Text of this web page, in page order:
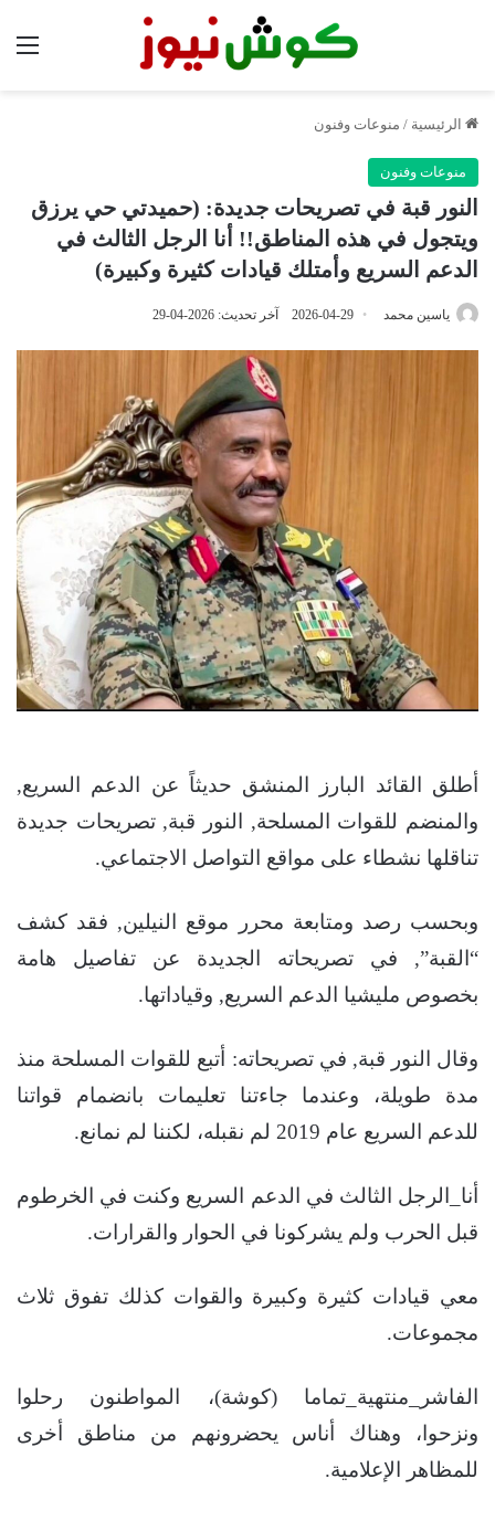
الرئيسية / منوعات وفنون
منوعات وفنون
النور قبة في تصريحات جديدة: (حميدتي حي يرزق
ويتجول في هذه المناطق!! أنا الرجل الثالث في
الدعم السريع وأمتلك قيادات كثيرة وكبيرة)
ياسين محمد 2026-04-29 آخر تحديث: 2026-04-29
أطلق القائد البارز المنشق حديثاً عن الدعم السريع,
والمنضم للقوات المسلحة, النور قبة, تصريحات جديدة
تناقلها نشطاء على مواقع التواصل الاجتماعي.
وبحسب رصد ومتابعة محرر موقع النيلين, فقد كشف
“القبة”, في تصريحاته الجديدة عن تفاصيل هامة
بخصوص مليشيا الدعم السريع, وقياداتها.
وقال النور قبة, في تصريحاته: أتبع للقوات المسلحة منذ
مدة طويلة، وعندما جاءتنا تعليمات بانضمام قواتنا
للدعم السريع عام 2019 لم نقبله، لكننا لم نمانع.
أنا_الرجل الثالث في الدعم السريع وكنت في الخرطوم
قبل الحرب ولم يشركونا في الحوار والقرارات.
معي قيادات كثيرة وكبيرة والقوات كذلك تفوق ثلاث
مجموعات.
الفاشر_منتهية_تماما (كوشة)، المواطنون رحلوا
ونزحوا، وهناك أناس يحضرونهم من مناطق أخرى
للمظاهر الإعلامية.